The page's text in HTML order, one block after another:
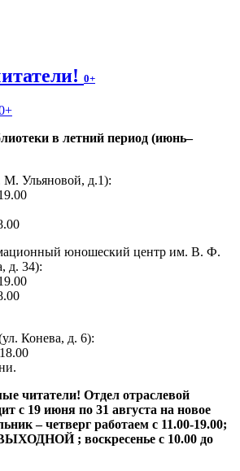
0+
в летний период (июнь–
М. Ульяновой, д.1):
юношеский центр им. В. Ф.
д. 34):
Конева, д. 6):
читатели! Отдел отраслевой
с 19 июня по 31 августа на новое
– четверг работаем с 11.00-19.00;
; воскресенье с 10.00 до